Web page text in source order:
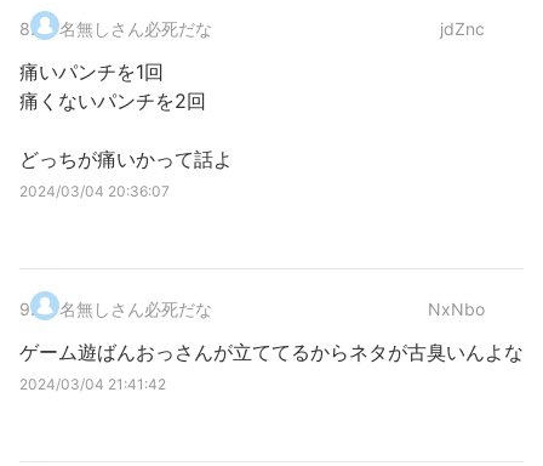
8. 名無しさん必死だな jdZnc
痛いパンチを1回
痛くないパンチを2回
どっちが痛いかって話よ
2024/03/04 20:36:07
9. 名無しさん必死だな NxNbo
ゲーム遊ばんおっさんが立ててるからネタが古臭いんよな
2024/03/04 21:41:42